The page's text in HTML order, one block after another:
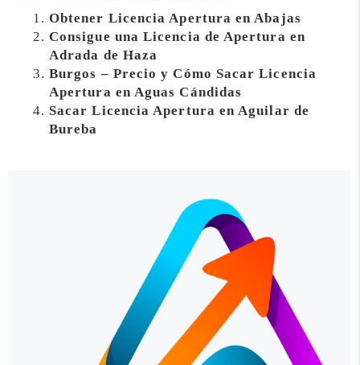
Obtener Licencia Apertura en Abajas
Consigue una Licencia de Apertura en
Adrada de Haza
Burgos – Precio y Cómo Sacar Licencia
Apertura en Aguas Cándidas
Sacar Licencia Apertura en Aguilar de
Bureba